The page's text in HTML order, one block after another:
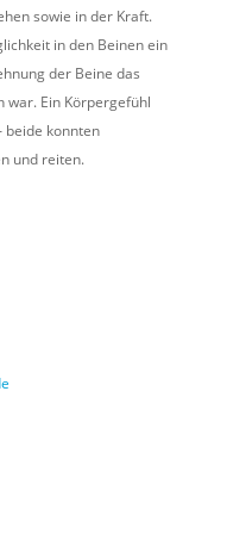
sowie in der Kraft.
in den Beinen ein
der Beine das
war. Ein Körpergefühl
beide konnten
und reiten.